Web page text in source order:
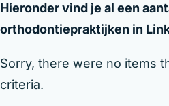
Hieronder vind je al een
orthodontiepraktijken in
Sorry, there were no items
criteria.